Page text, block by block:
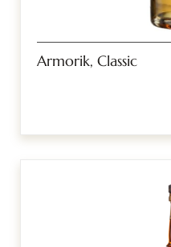
Armorik, Classic